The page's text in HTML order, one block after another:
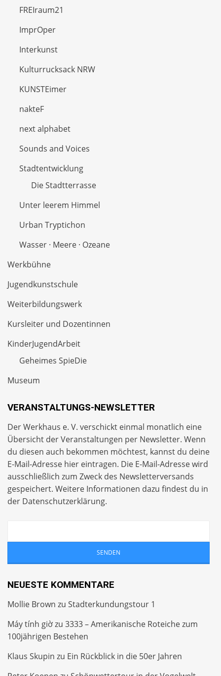
FREIraum21
ImprOper
Interkunst
Kulturrucksack NRW
KUNSTEimer
nakteF
next alphabet
Sounds and Voices
Stadtentwicklung
Die Stadtterrasse
Unter leerem Himmel
Urban Tryptichon
Wasser · Meere · Ozeane
Werkbühne
Jugendkunstschule
Weiterbildungswerk
Kursleiter und Dozentinnen
KinderJugendArbeit
Geheimes SpieDie
Museum
VERANSTALTUNGS-NEWSLETTER
Der Werkhaus e. V. verschickt einmal monatlich eine
Übersicht der Veranstaltungen per Newsletter. Wenn
du diesen auch bekommen möchtest, kannst du deine
E-Mail-Adresse hier eintragen. Die E-Mail-Adresse wird
ausschließlich zum Zweck des Newsletterversands
gespeichert. Weitere Informationen dazu findest du in
der Datenschutzerklärung.
NEUESTE KOMMENTARE
Mollie Brown zu Stadterkundungstour 1
Máy tính giờzu 3333 – Amerikanische Roteiche zum
100jährigen Bestehen
Klaus Skupin zu Ein Rückblick in die 50er Jahren